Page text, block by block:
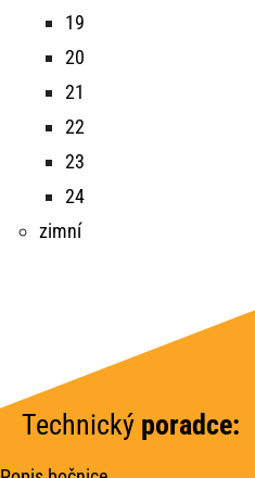
19
20
21
22
23
24
zimní
Technický poradce: